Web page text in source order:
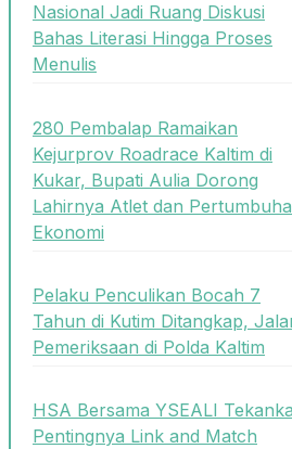
Nasional Jadi Ruang Diskusi
Bahas Literasi Hingga Proses
Menulis
280 Pembalap Ramaikan
Kejurprov Roadrace Kaltim di
Kukar, Bupati Aulia Dorong
Lahirnya Atlet dan
Ekonomi
Pelaku Penculikan Bocah 7
Tahun di Kutim Ditangkap,
Pemeriksaan di Polda Kaltim
HSA Bersama YSEALI
Pentingnya Link and Match